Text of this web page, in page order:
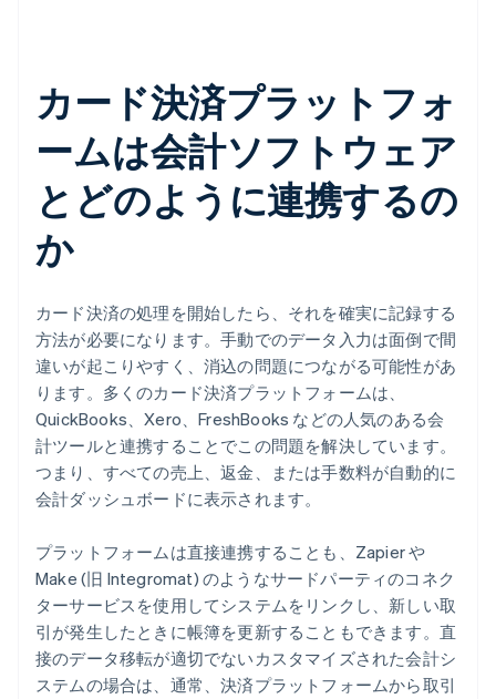
カード決済プラットフォ
ームは会計ソフトウェア
とどのように連携するの
か
カード決済の処理を開始したら、それを確実に記録する
方法が必要になります。手動でのデータ入力は面倒で間
違いが起こりやすく、消込の問題につながる可能性があ
ります。多くのカード決済プラットフォームは、
QuickBooks、Xero、FreshBooks などの人気のある会
計ツールと連携することでこの問題を解決しています。
つまり、すべての売上、返金、または手数料が自動的に
会計ダッシュボードに表示されます。
プラットフォームは直接連携することも、Zapier や
Make (旧 Integromat) のようなサードパーティのコネク
ターサービスを使用してシステムをリンクし、新しい取
引が発生したときに帳簿を更新することもできます。直
接のデータ移転が適切でないカスタマイズされた会計シ
ステムの場合は、通常、決済プラットフォームから取引